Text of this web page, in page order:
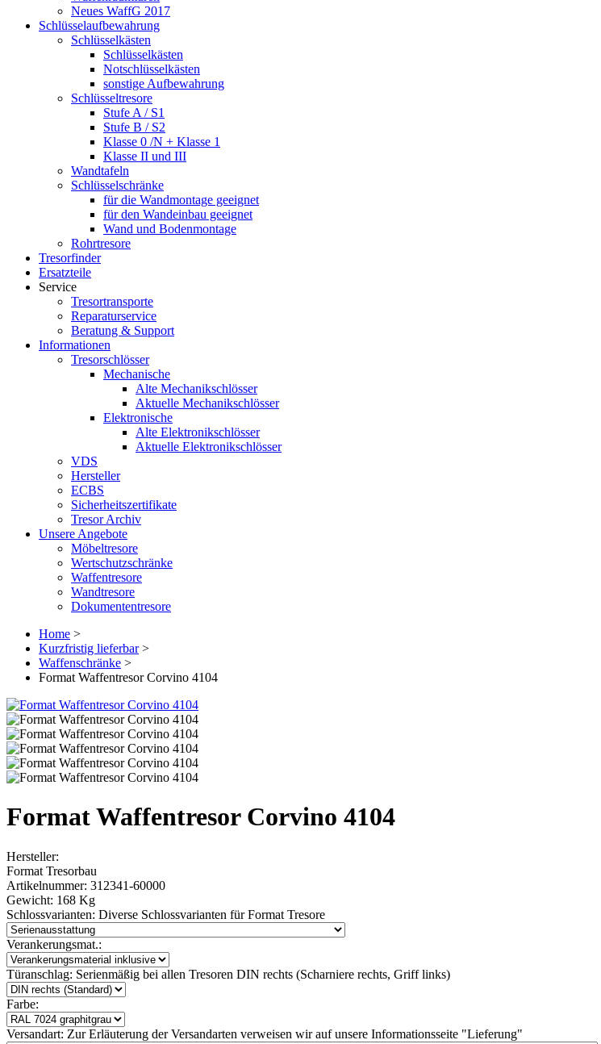
Neues WaffG 2017
Schlüsselaufbewahrung
Schlüsselkästen
Schlüsselkästen
Notschlüsselkästen
sonstige Aufbewahrung
Schlüsseltresore
Stufe A / S1
Stufe B / S2
Klasse 0 /N + Klasse 1
Klasse II und III
Wandtafeln
Schlüsselschränke
für die Wandmontage geeignet
für den Wandeinbau geeignet
Wand und Bodenmontage
Rohrtresore
Tresorfinder
Ersatzteile
Service
Tresortransporte
Reparaturservice
Beratung & Support
Informationen
Tresorschlösser
Mechanische
Alte Mechanikschlösser
Aktuelle Mechanikschlösser
Elektronische
Alte Elektronikschlösser
Aktuelle Elektronikschlösser
VDS
Hersteller
ECBS
Sicherheitszertifikate
Tresor Archiv
Unsere Angebote
Möbeltresore
Wertschutzschränke
Waffentresore
Wandtresore
Dokumententresore
Home >
Kurzfristig lieferbar >
Waffenschränke >
Format Waffentresor Corvino 4104
Format Waffentresor Corvino 4104
Hersteller:
Format Tresorbau
Artikelnummer: 312341-60000
Gewicht: 168 Kg
Schlossvarianten: Diverse Schlossvarianten für Format Tresore
Verankerungsmat.:
Türanschlag: Serienmäßig bei allen Tresoren DIN rechts (Scharniere rechts, Griff links)
Farbe:
Versandart: Zur Erläuterung der Versandarten verweisen wir auf unsere Informationsseite "Lieferung"